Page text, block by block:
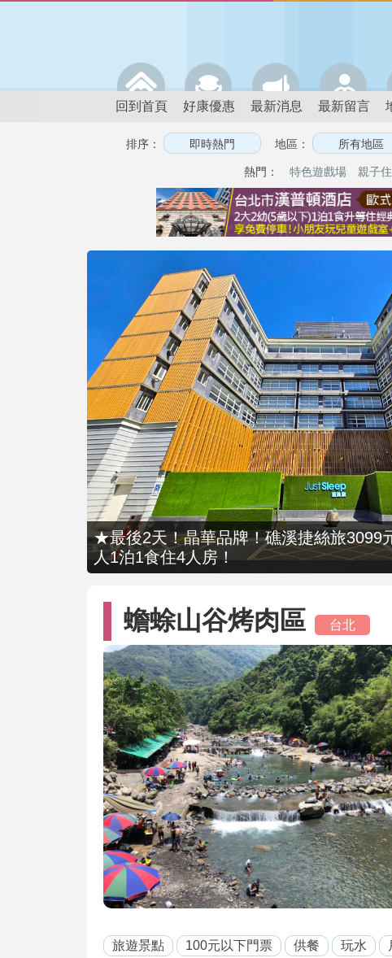
回到首頁 好康優惠 最新消息 最新留言
排序： 地區：
熱門： 特色遊戲場 親子
★最後2天！晶華品牌！礁溪捷絲旅3099
人1泊1食住4人房！
蟾蜍山谷烤肉區 台北
旅遊景點 100元以下門票 供餐 玩水